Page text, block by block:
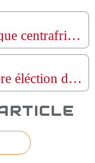
Le vote en cours en République centrafricaine, où le président Touadéra brigue un 3ᵉ mandat
Éléctions en Guinée : première éléction depuis le coup d'état de 2021